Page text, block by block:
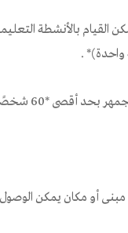
القيام بالأنشطة
واحدة)* .
مفتوح وحتى *300 شخص في مبنى* .
أو مكان يمكن